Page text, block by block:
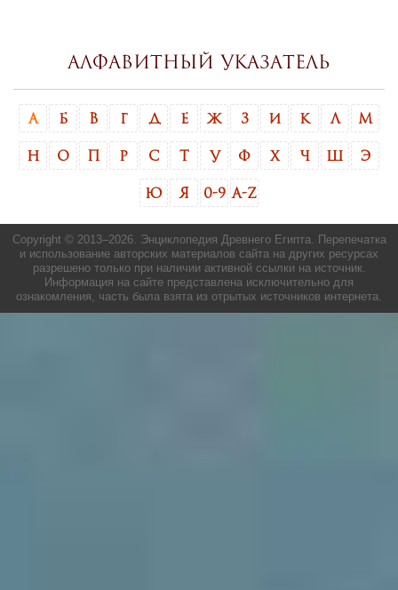
Алфавитный указатель
А Б В Г Д Е Ж З И К Л М
Н О Р С У Ф Х Ч Э
Ю Я 0-9 A-Z
Copyright © 2013–2026. Энциклопедия Древнего Египта. Перепечатка
и использование авторских материалов сайта на других ресурсах
разрешено только при наличии активной ссылки на источник.
Информация на сайте представлена исключительно для
ознакомления, часть была взята из отрытых источников интернета.